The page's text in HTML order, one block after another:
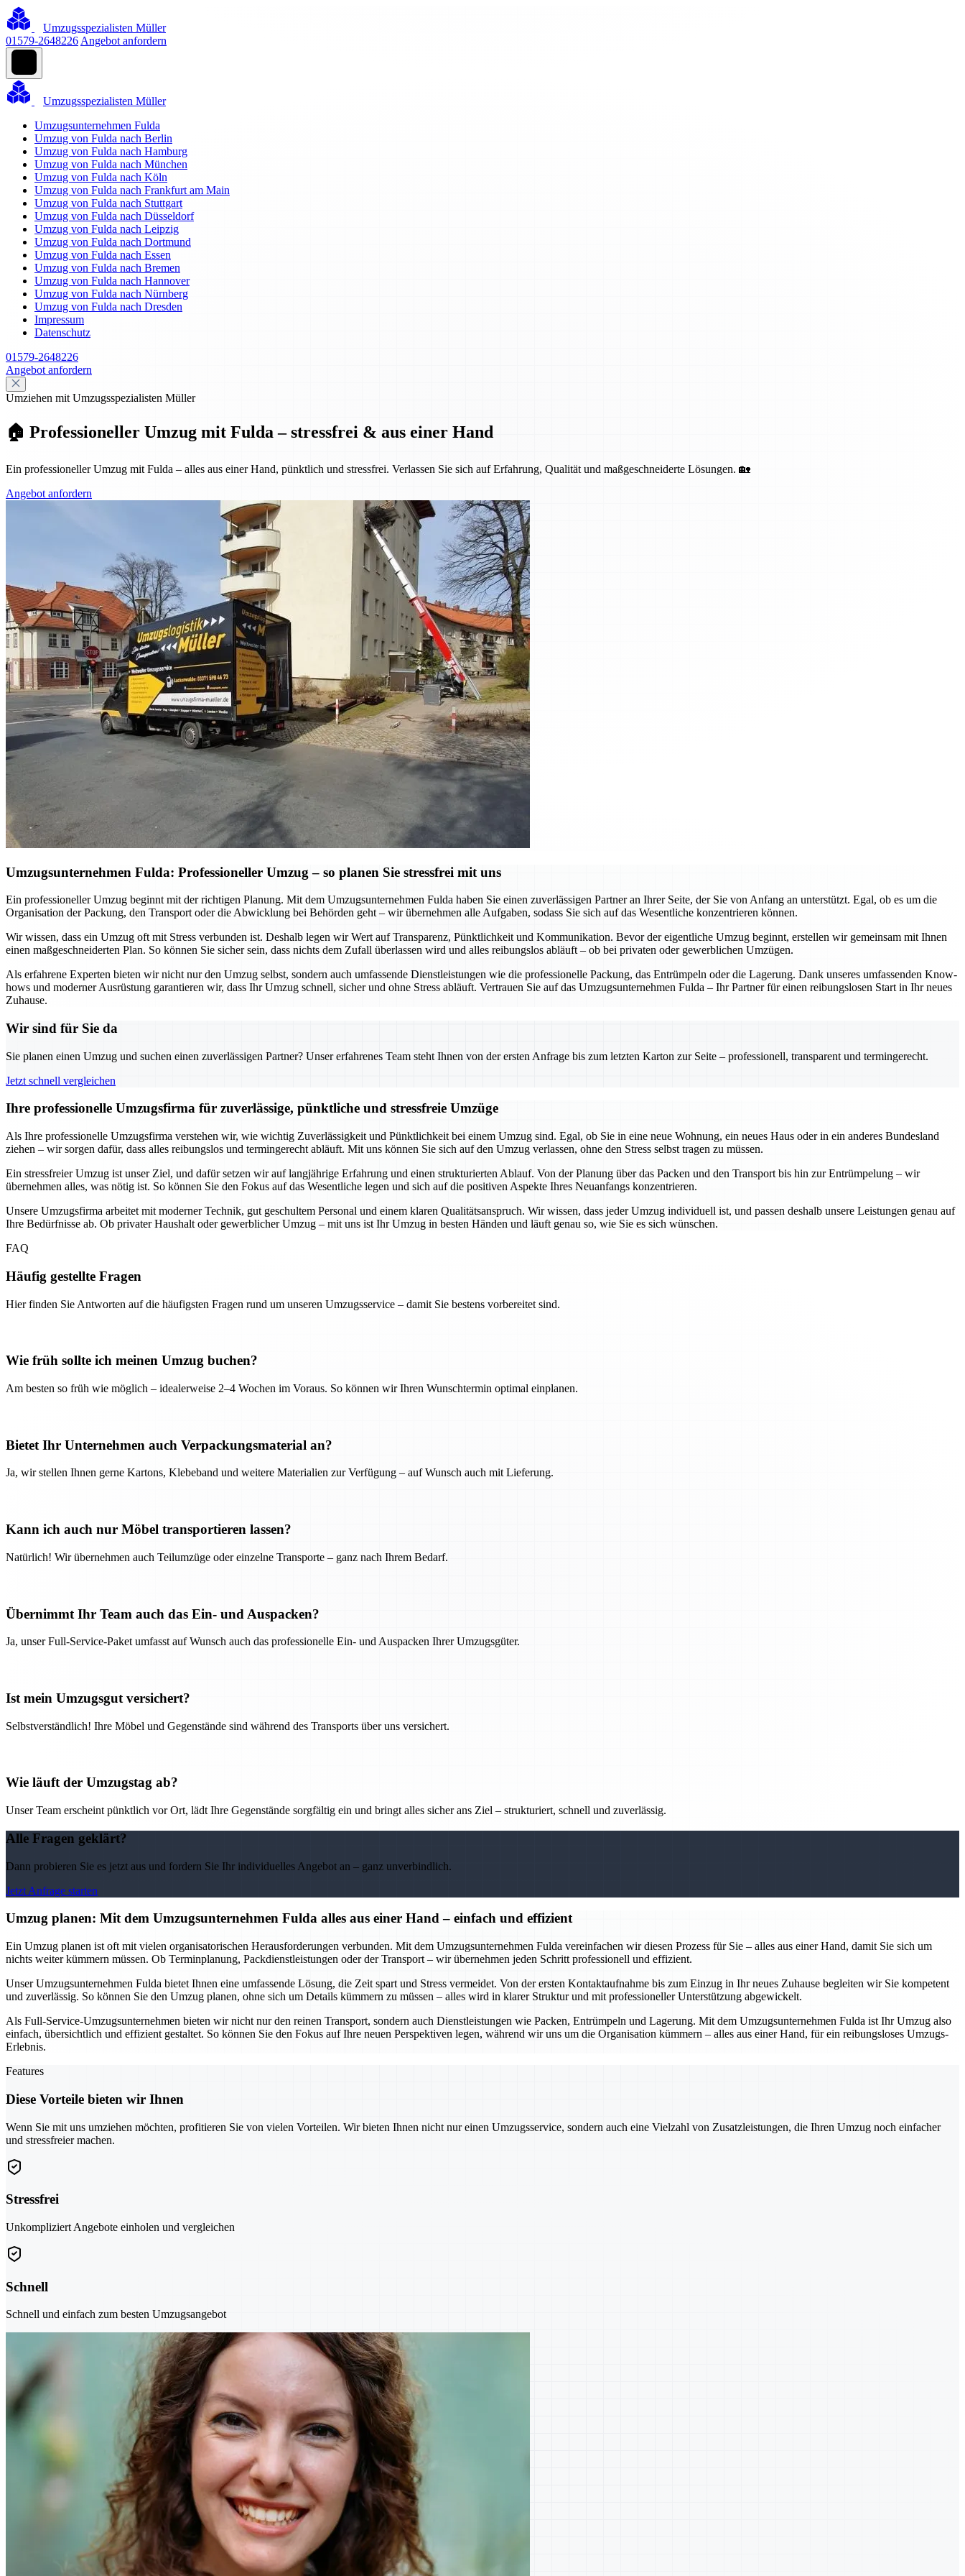
Umzugsspezialisten Müller
01579-2648226 Angebot anfordern
Umzugsspezialisten Müller
Umzugsunternehmen Fulda
Umzug von Fulda nach Berlin
Umzug von Fulda nach Hamburg
Umzug von Fulda nach München
Umzug von Fulda nach Köln
Umzug von Fulda nach Frankfurt am Main
Umzug von Fulda nach Stuttgart
Umzug von Fulda nach Düsseldorf
Umzug von Fulda nach Leipzig
Umzug von Fulda nach Dortmund
Umzug von Fulda nach Essen
Umzug von Fulda nach Bremen
Umzug von Fulda nach Hannover
Umzug von Fulda nach Nürnberg
Umzug von Fulda nach Dresden
Impressum
Datenschutz
01579-2648226
Angebot anfordern
Umziehen mit Umzugsspezialisten Müller
🏠 Professioneller Umzug mit Fulda – stressfrei & aus einer Hand
Ein professioneller Umzug mit Fulda – alles aus einer Hand, pünktlich und stressfrei. Verlassen Sie sich auf Erfahrung, Qualität und maßgeschneiderte Lösungen. 🏡
Angebot anfordern
Umzugsunternehmen Fulda: Professioneller Umzug – so planen Sie stressfrei mit uns
Ein professioneller Umzug beginnt mit der richtigen Planung. Mit dem Umzugsunternehmen Fulda haben Sie einen zuverlässigen Partner an Ihrer Seite, der Sie von Anfang an unterstützt. Egal, ob es um die
Organisation der Packung, den Transport oder die Abwicklung bei Behörden geht – wir übernehmen alle Aufgaben, sodass Sie sich auf das Wesentliche konzentrieren können.
Wir wissen, dass ein Umzug oft mit Stress verbunden ist. Deshalb legen wir Wert auf Transparenz, Pünktlichkeit und Kommunikation. Bevor der eigentliche Umzug beginnt, erstellen wir gemeinsam mit Ihnen
einen maßgeschneiderten Plan. So können Sie sicher sein, dass nichts dem Zufall überlassen wird und alles reibungslos abläuft – ob bei privaten oder gewerblichen Umzügen.
Als erfahrene Experten bieten wir nicht nur den Umzug selbst, sondern auch umfassende Dienstleistungen wie die professionelle Packung, das Entrümpeln oder die Lagerung. Dank unseres umfassenden Know-
hows und moderner Ausrüstung garantieren wir, dass Ihr Umzug schnell, sicher und ohne Stress abläuft. Vertrauen Sie auf das Umzugsunternehmen Fulda – Ihr Partner für einen reibungslosen Start in Ihr neues
Zuhause.
Wir sind für Sie da
Sie planen einen Umzug und suchen einen zuverlässigen Partner? Unser erfahrenes Team steht Ihnen von der ersten Anfrage bis zum letzten Karton zur Seite – professionell, transparent und termingerecht.
Jetzt schnell vergleichen
Ihre professionelle Umzugsfirma für zuverlässige, pünktliche und stressfreie Umzüge
Als Ihre professionelle Umzugsfirma verstehen wir, wie wichtig Zuverlässigkeit und Pünktlichkeit bei einem Umzug sind. Egal, ob Sie in eine neue Wohnung, ein neues Haus oder in ein anderes Bundesland
ziehen – wir sorgen dafür, dass alles reibungslos und termingerecht abläuft. Mit uns können Sie sich auf den Umzug verlassen, ohne den Stress selbst tragen zu müssen.
Ein stressfreier Umzug ist unser Ziel, und dafür setzen wir auf langjährige Erfahrung und einen strukturierten Ablauf. Von der Planung über das Packen und den Transport bis hin zur Entrümpelung – wir
übernehmen alles, was nötig ist. So können Sie den Fokus auf das Wesentliche legen und sich auf die positiven Aspekte Ihres Neuanfangs konzentrieren.
Unsere Umzugsfirma arbeitet mit moderner Technik, gut geschultem Personal und einem klaren Qualitätsanspruch. Wir wissen, dass jeder Umzug individuell ist, und passen deshalb unsere Leistungen genau auf
Ihre Bedürfnisse ab. Ob privater Haushalt oder gewerblicher Umzug – mit uns ist Ihr Umzug in besten Händen und läuft genau so, wie Sie es sich wünschen.
FAQ
Häufig gestellte Fragen
Hier finden Sie Antworten auf die häufigsten Fragen rund um unseren Umzugsservice – damit Sie bestens vorbereitet sind.
Wie früh sollte ich meinen Umzug buchen?
Am besten so früh wie möglich – idealerweise 2–4 Wochen im Voraus. So können wir Ihren Wunschtermin optimal einplanen.
Bietet Ihr Unternehmen auch Verpackungsmaterial an?
Ja, wir stellen Ihnen gerne Kartons, Klebeband und weitere Materialien zur Verfügung – auf Wunsch auch mit Lieferung.
Kann ich auch nur Möbel transportieren lassen?
Natürlich! Wir übernehmen auch Teilumzüge oder einzelne Transporte – ganz nach Ihrem Bedarf.
Übernimmt Ihr Team auch das Ein- und Auspacken?
Ja, unser Full-Service-Paket umfasst auf Wunsch auch das professionelle Ein- und Auspacken Ihrer Umzugsgüter.
Ist mein Umzugsgut versichert?
Selbstverständlich! Ihre Möbel und Gegenstände sind während des Transports über uns versichert.
Wie läuft der Umzugstag ab?
Unser Team erscheint pünktlich vor Ort, lädt Ihre Gegenstände sorgfältig ein und bringt alles sicher ans Ziel – strukturiert, schnell und zuverlässig.
Alle Fragen geklärt?
Dann probieren Sie es jetzt aus und fordern Sie Ihr individuelles Angebot an – ganz unverbindlich.
Jetzt Anfrage starten
Umzug planen: Mit dem Umzugsunternehmen Fulda alles aus einer Hand – einfach und effizient
Ein Umzug planen ist oft mit vielen organisatorischen Herausforderungen verbunden. Mit dem Umzugsunternehmen Fulda vereinfachen wir diesen Prozess für Sie – alles aus einer Hand, damit Sie sich um
nichts weiter kümmern müssen. Ob Terminplanung, Packdienstleistungen oder der Transport – wir übernehmen jeden Schritt professionell und effizient.
Unser Umzugsunternehmen Fulda bietet Ihnen eine umfassende Lösung, die Zeit spart und Stress vermeidet. Von der ersten Kontaktaufnahme bis zum Einzug in Ihr neues Zuhause begleiten wir Sie kompetent
und zuverlässig. So können Sie den Umzug planen, ohne sich um Details kümmern zu müssen – alles wird in klarer Struktur und mit professioneller Unterstützung abgewickelt.
Als Full-Service-Umzugsunternehmen bieten wir nicht nur den reinen Transport, sondern auch Dienstleistungen wie Packen, Entrümpeln und Lagerung. Mit dem Umzugsunternehmen Fulda ist Ihr Umzug also
einfach, übersichtlich und effizient gestaltet. So können Sie den Fokus auf Ihre neuen Perspektiven legen, während wir uns um die Organisation kümmern – alles aus einer Hand, für ein reibungsloses Umzugs-
Erlebnis.
Features
Diese Vorteile bieten wir Ihnen
Wenn Sie mit uns umziehen möchten, profitieren Sie von vielen Vorteilen. Wir bieten Ihnen nicht nur einen Umzugsservice, sondern auch eine Vielzahl von Zusatzleistungen, die Ihren Umzug noch einfacher
und stressfreier machen.
Stressfrei
Unkompliziert Angebote einholen und vergleichen
Schnell
Schnell und einfach zum besten Umzugsangebot